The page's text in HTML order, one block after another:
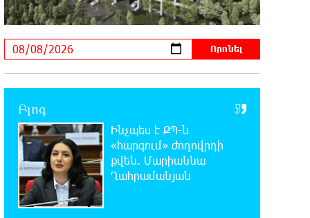
Ավետիք Չալաբյանն օրինակելի
հայ է և չի վախենում
իշխանությունների ապօրինություններից.
Լարիսա Ալավերդյան
10:11:47 8-08-2026
Մեր ուժը մեր աշխատակիցներն են.
ԶՊՄԿ
10:02:07 8-08-2026
«Պատմական հիշողությունը չի
կարելի քաղաքականություն
դարձնել». Կարպիս Փաշոյան
Բլոգ
Ինչպես է ՔՊ-ն
«հարգում» ժողովրդի
քվեն. Մարիաննա
Ղահրամանյան